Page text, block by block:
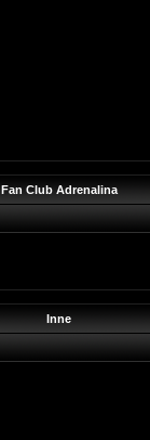
Fan Club Adrenalina
Inne